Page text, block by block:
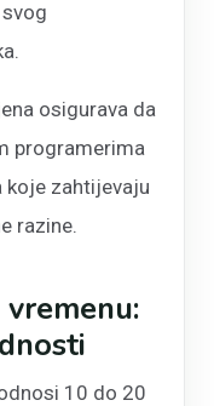
osigurava da
programerima
koje zahtijevaju
razine.
10 do 20